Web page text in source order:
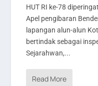
HUT RI ke-78
Apel pengibaran
lapangan alun-alun
bertindak sebagai
Sejarahwan,...
Read More